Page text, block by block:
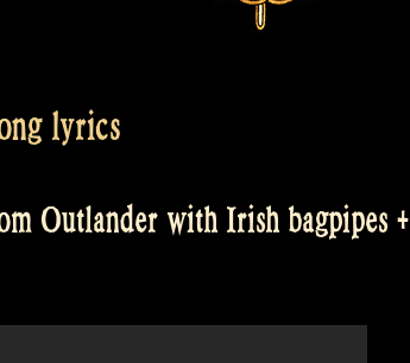
lyrics
Outlander with Irish bagpipes +